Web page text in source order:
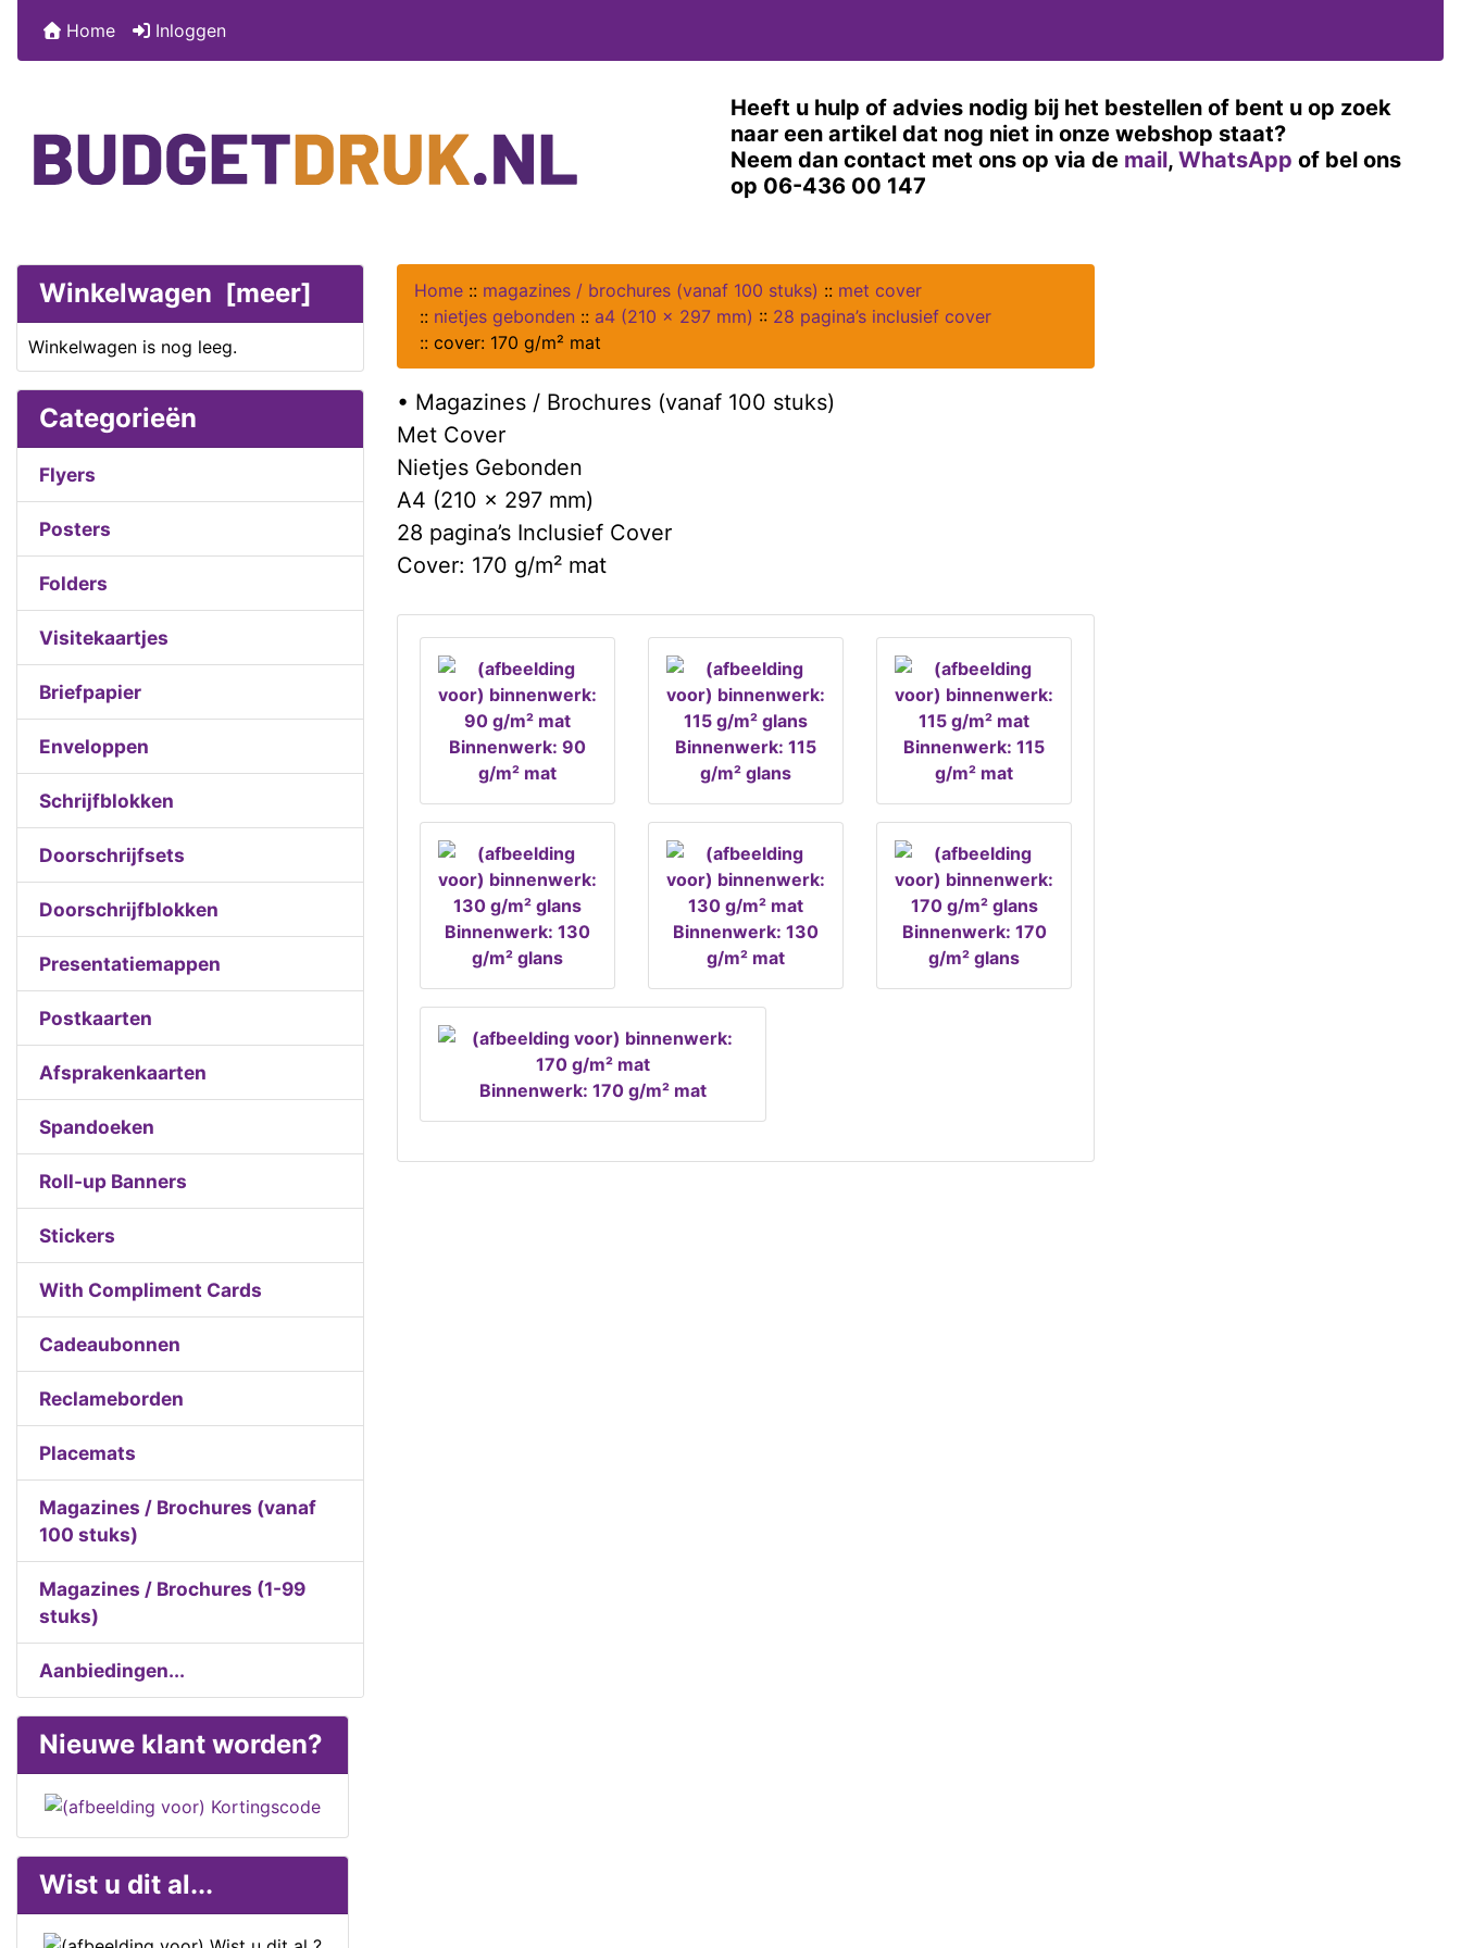
Home Inloggen
Heeft u hulp of advies nodig bij het bestellen of bent u op zoek
naar een artikel dat nog niet in onze webshop staat?
Neem dan contact met ons op via de mail, WhatsApp of bel ons
op 06-436 00 147
Winkelwagen [meer]
Winkelwagen is nog leeg.
Categorieën
Flyers
Posters
Folders
Visitekaartjes
Briefpapier
Enveloppen
Schrijfblokken
Doorschrijfsets
Doorschrijfblokken
Presentatiemappen
Postkaarten
Afsprakenkaarten
Spandoeken
Roll-up Banners
Stickers
With Compliment Cards
Cadeaubonnen
Reclameborden
Placemats
Magazines / Brochures (vanaf
100 stuks)
Magazines / Brochures (1-99
stuks)
Aanbiedingen...
Home :: magazines / brochures (vanaf 100 stuks) :: met cover
:: nietjes gebonden :: a4 (210 x 297 mm) :: 28 pagina’s inclusief cover
:: cover: 170 g/m² mat
• Magazines / Brochures (vanaf 100 stuks)
Met Cover
Nietjes Gebonden
A4 (210 x 297 mm)
28 pagina’s Inclusief Cover
Cover: 170 g/m² mat
Binnenwerk: 90
g/m² mat
Binnenwerk: 115
g/m² glans
Binnenwerk: 115
g/m² mat
Binnenwerk: 130
g/m² glans
Binnenwerk: 130
g/m² mat
Binnenwerk: 170
g/m² glans
Binnenwerk: 170 g/m² mat
Nieuwe klant worden?
Wist u dit al...